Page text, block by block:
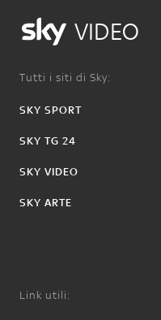
VIDEO
Tutti i siti di Sky:
SKY SPORT
SKY TG 24
SKY VIDEO
SKY ARTE
Link utili: